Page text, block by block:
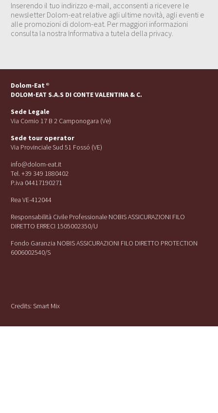
Inserendo il tuo indirizzo e-mail, acconsenti a ricevere le
newsletter Dolom-eat relative agli ultime novità, agli eventi e
alle promozioni di dolom-eat. Per maggiori informazioni
consulta la nostra Informativa a tutela della privacy.
Dolom-Eat ®
DOLOM-EAT S.A.S DI CONTE VALENTINA & C.
Sede Legale
Via Cornio 17 B 2 Camponogara (Ve)
Sede tour operator
Via Provinciale Sud 51 Fossó (VE)
info@dolom-eat.it
Tel. +39 349 1880402
P.iva 04417190271
Rea VE-412044
Responsabilità Civile Professionale NOBIS ASSICURAZIONI FILO
DIRETTO ERRECI 1505002350/U
Fondo Garanzia NOBIS ASSICURAZIONI FILO DIRETTO PROTECTION
6006002540/S
Credits:Smart Mix